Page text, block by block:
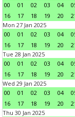
00
01 02 03 04
16
17 18 19 20
Mon 27 Jan 2025
00
01 02 03 04
16
17 18 19 20
Tue 28 Jan 2025
00
01 02 03 04
16
17 18 19 20
Wed 29 Jan 2025
00
01 02 03 04
16
17 18 19 20
Thu 30 Jan 2025